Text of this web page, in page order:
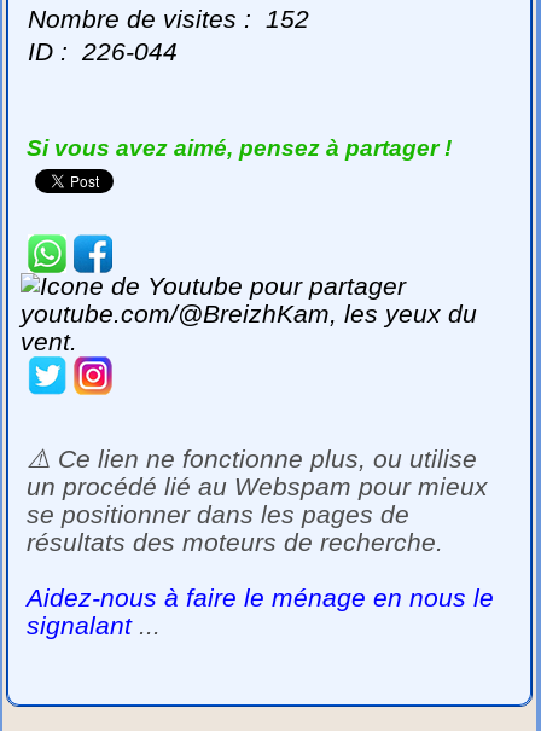
Nombre de visites : 152
ID : 226-044
Si vous avez aimé, pensez à partager !
⚠️ Ce lien ne fonctionne plus, ou utilise
un procédé lié au Webspam pour mieux
se positionner dans les pages de
résultats des moteurs de recherche.
Aidez-nous à faire le ménage en nous le
signalant...